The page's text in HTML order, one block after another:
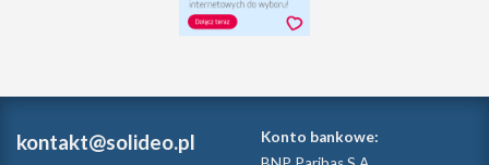
kontakt@solideo.pl
Konto bankowe: